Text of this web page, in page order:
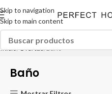
Skip to navigation
Skip to main content
Inicio Ofertas Baño
Baño